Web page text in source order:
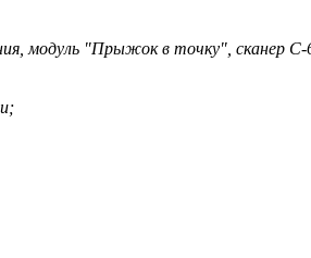
модуль "Прыжок в точку", сканер